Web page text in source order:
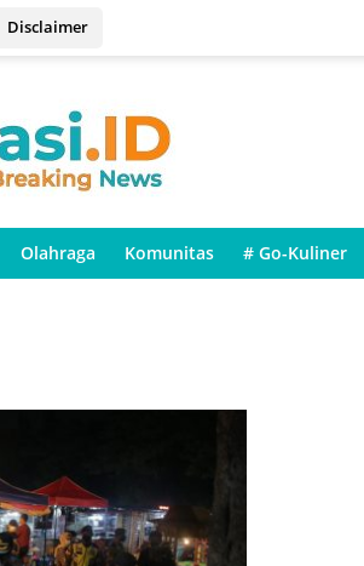
Disclaimer
Olahraga Komunitas # Go-Kuliner